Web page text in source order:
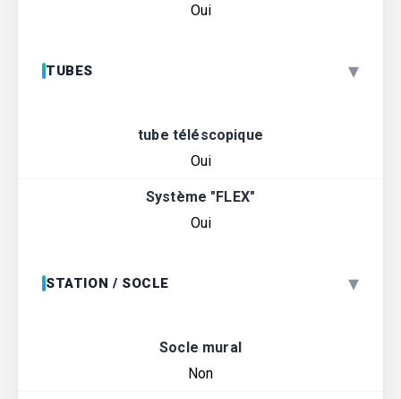
Oui
TUBES ▾
tube téléscopique
Oui
Système "FLEX"
Oui
STATION / SOCLE ▾
Socle mural
Non